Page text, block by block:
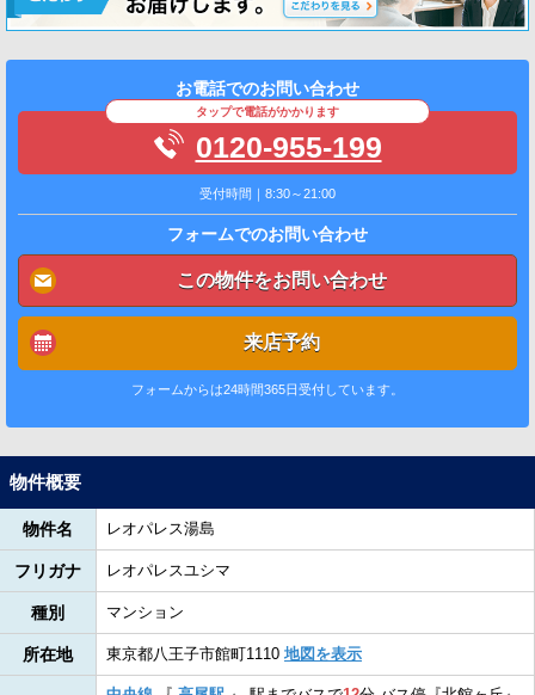
お電話でのお問い合わせ
タップで電話がかかります
0120-955-199
受付時間｜8:30～21:00
フォームでのお問い合わせ
この物件をお問い合わせ
来店予約
フォームからは24時間365日受付しています。
物件概要
物件名 レオパレス湯島
フリガナ レオパレスユシマ
種別 マンション
所在地 東京都八王子市館町1110 地図を表示